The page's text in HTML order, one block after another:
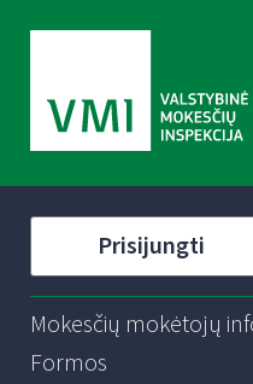
Prisijungti
Mokesčių mokėtojų
Formos